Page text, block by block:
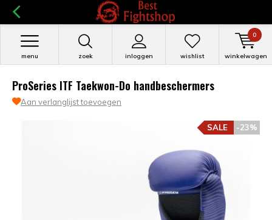
zoek inloggen
menu wishlist winkelwagen
0
ProSeries ITF Taekwon-Do handbeschermers
Aan verlanglijst toevoegen
-23%
SALE